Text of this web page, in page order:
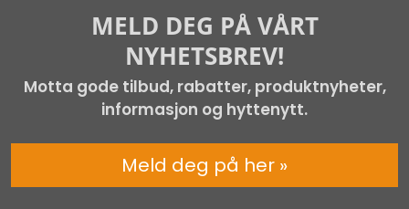
leveransen. Uttrekkbar fra
1,75m til 6,5m i ulike trinn.
Snørake leveres som
MELD DEG PÅ VÅRT
NYHETSBREV!
Motta gode tilbud, rabatter, produktnyheter,
informasjon og hyttenytt.
Meld deg på her »